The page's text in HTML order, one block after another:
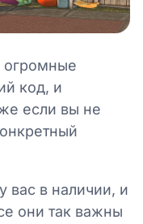
огромные
код, и
если вы не
вас в наличии, и
они так важны